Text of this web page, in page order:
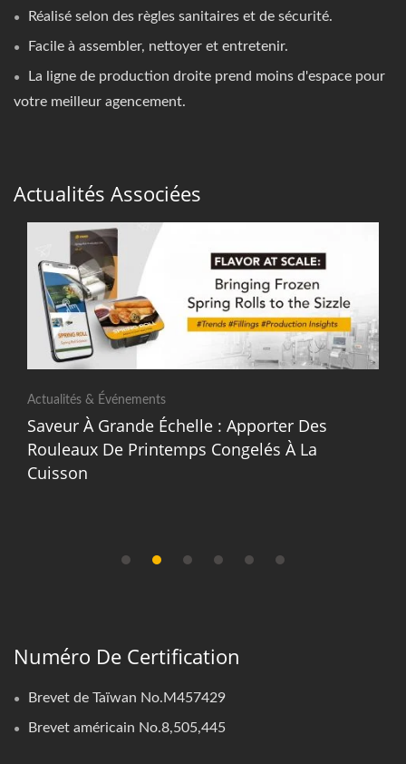
Réalisé selon des règles sanitaires et de sécurité.
Facile à assembler, nettoyer et entretenir.
La ligne de production droite prend moins d'espace pour
votre meilleur agencement.
Actualités Associées
Actualités & Événements
Saveur À Grande Échelle : Apporter Des
Rouleaux De Printemps Congelés À La
Cuisson
Numéro De Certification
Brevet de Taïwan No.M457429
Brevet américain No.8,505,445